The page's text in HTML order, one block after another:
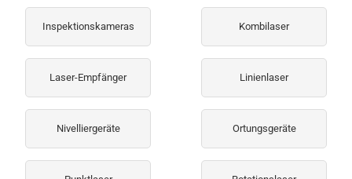
Inspektionskameras Kombilaser
Laser-Empfänger Linienlaser
Nivelliergeräte Ortungsgeräte